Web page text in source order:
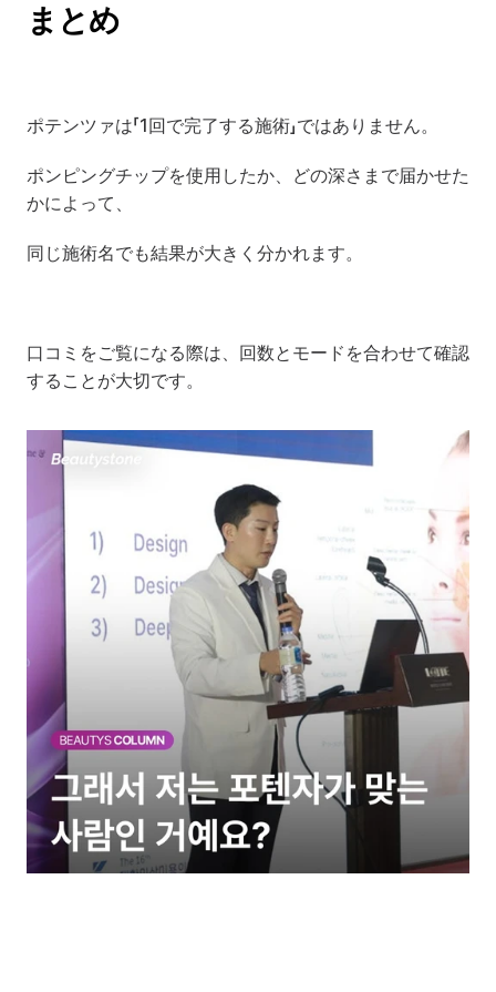
まとめ
ポテンツァは「1回で完了する施術」ではありません。
ポンピングチップを使用したか、どの深さまで届かせた
かによって、
同じ施術名でも結果が大きく分かれます。
口コミをご覧になる際は、回数とモードを合わせて確認
することが大切です。